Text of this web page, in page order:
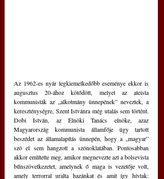
Az 1962-es nyár legkiemelkedőbb eseménye ekkor is
augusztus 20-ához kötődött, melyet az ateista
kommunisták az „alkotmány ünnepének” neveztek, a
kereszténységre, Szent Istvánra még utalás sem történt.
Dobi István, az Elnöki Tanács elnöke, azaz
Magyarország kommunista államfője úgy tartott
beszédet az államalapítás ünnepén, hogy a „magyar”
szó el sem hangzott a szónoklatában. Pontosabban
akkor említette meg, amikor megnevezte azt a bolsevista
bűnszövetkezetet, amelynek ő maga is vezetője volt,
amely terrorral uralta hazánkat és amit így hívtak: